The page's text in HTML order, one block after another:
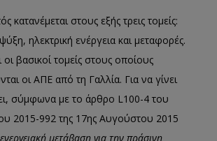
κατανέμεται στους εξής τρεις τομείς:
ηλεκτρική ενέργεια και μεταφορές.
οι βασικοί τομείς στους οποίους
οι ΑΠΕ από τη Γαλλία. Για να γίνει
σύμφωνα με το άρθρο L100-4 του
2015-992 της 17ης Αυγούστου 2015
μετάβαση για την πράσινη